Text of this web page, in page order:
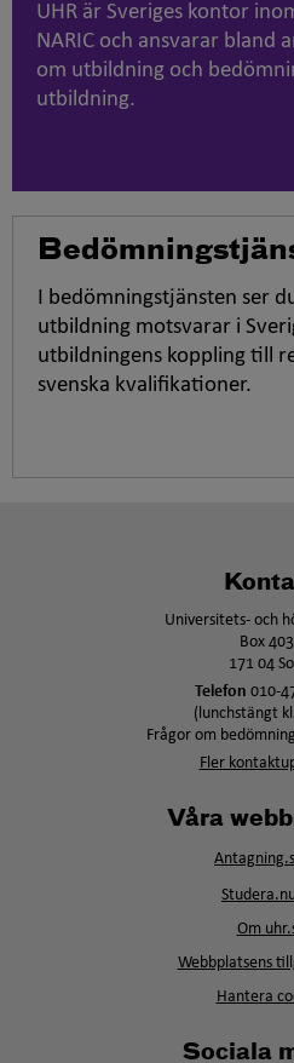
UHR är Sveriges kontor
NARIC och ansvarar bland
om utbildning och
utbildning.
I bedömningstjänsten ser
utbildning motsvarar i
utbildningens koppling till
svenska kvalifikationer.
Universitets- och
Box
171 04
Telefon 010-
(lunchstängt
Frågor om
Fler
Våra
Om
Webbplatsens
Hantera
Sociala